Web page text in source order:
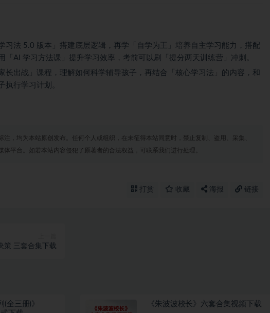
习法 5.0 版本」搭建底层逻辑，再学「自学为王」培养自主学习能力，搭配
「AI 学习方法课」提升学习效率，考前可以刷「提分两天训练营」冲刺。
长出战」课程，理解如何科学辅导孩子，再结合「核心学习法」的内容，和
执行学习计划。
注，均为本站原创发布。任何个人或组织，在未征得本站同意时，禁止复制、盗用、采集、
平台。如若本站内容侵犯了原著者的合法权益，可联系我们进行处理。
打赏 收藏 海报 链接
策 三套合集下载
(全三册)》
《朱波波校长》六套合集视频下载